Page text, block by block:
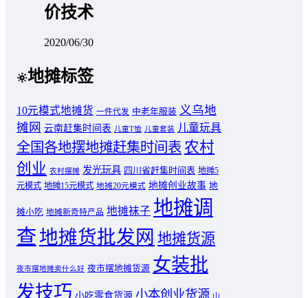
价技术
2020/06/30
地摊标签
10元模式地摊货 一件代发 中老年服装 义乌地
摊网 云南赶集时间表 儿童T恤 儿童套装 儿童玩具
全国各地摆地摊赶集时间表 农村
创业 农村摆摊 发光玩具 四川省赶集时间表 地摊5
元模式 地摊15元模式 地摊20元模式 地摊创业故事 地
摊小吃 地摊新奇特产品 地摊袜子 地摊调
查地摊货批发网 地摊货源
夜市摆地摊卖什么好 夜市摆地摊货源 女装批
发技巧 小吃零食货源 小本创业货源 山